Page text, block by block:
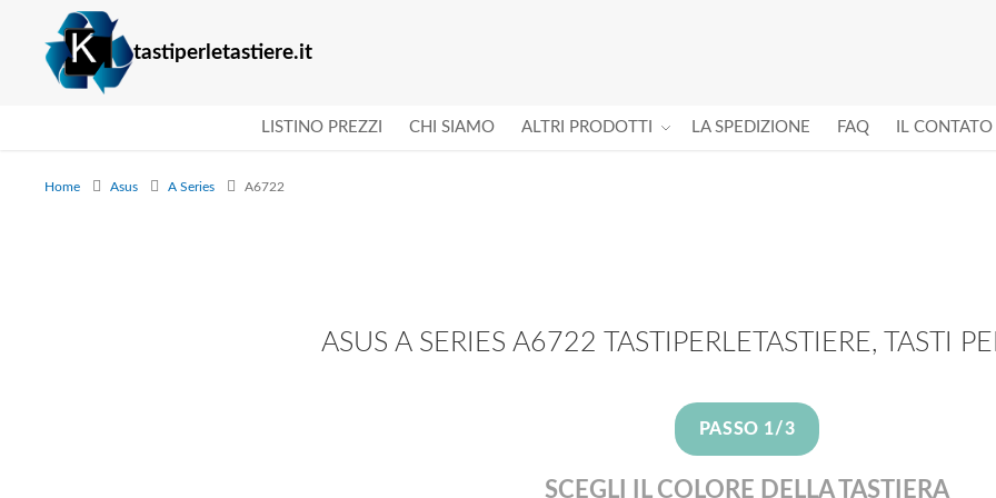
tastiperletastiere.it
LISTINO PREZZI CHI SIAMO ALTRI PRODOTTI LA SPEDIZIONE FAQ IL CONTATO
Home Asus A Series A6722
ASUS A SERIES A6722 TASTIPERLETASTIERE, TASTI
PASSO 1/3
SCEGLI IL COLORE DELLA TASTIERA